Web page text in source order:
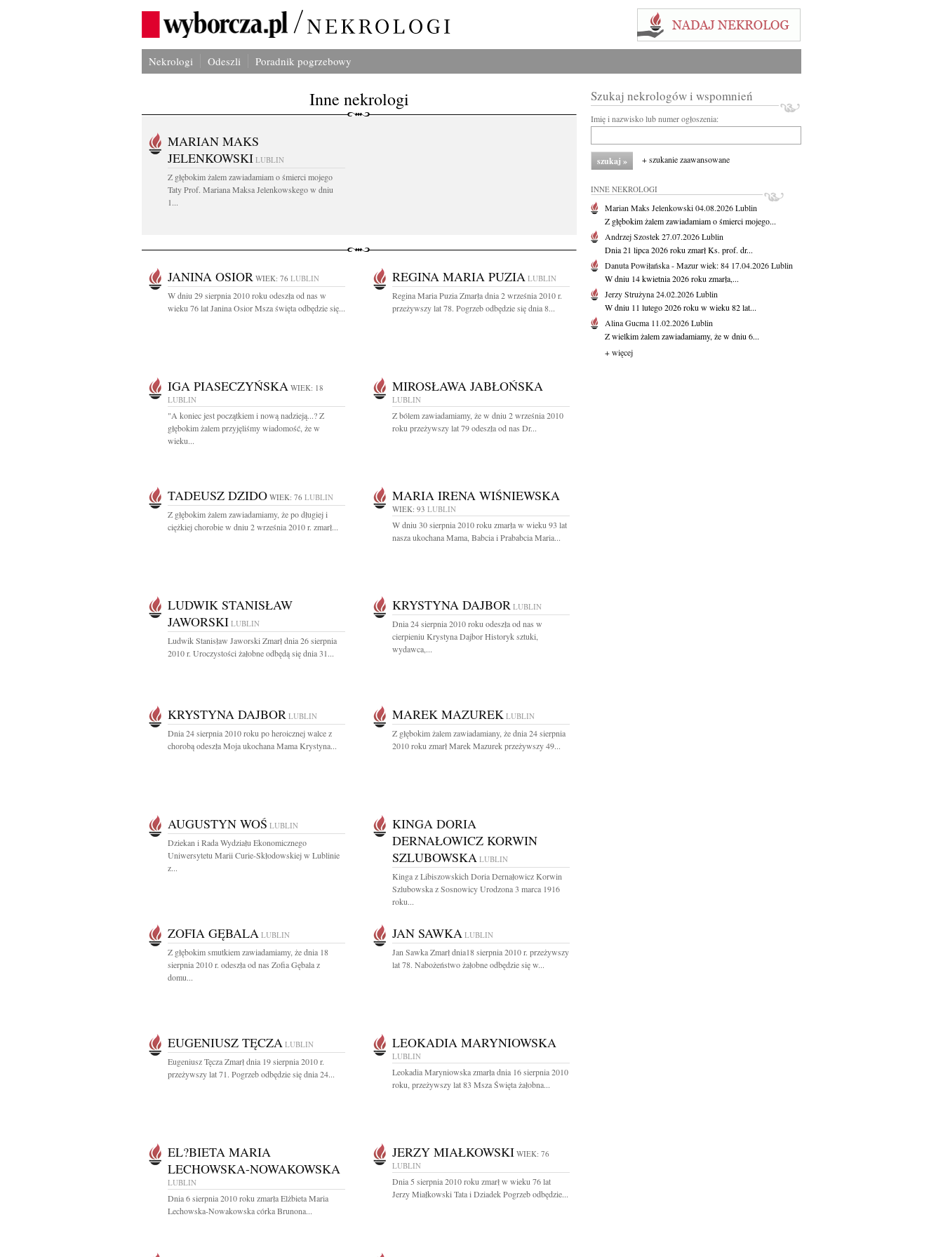
Nekrologi Odeszli Poradnik pogrzebowy
Inne nekrologi
MARIAN MAKS
JELENKOWSKI LUBLIN
Z głębokim żalem zawiadamiam o śmierci mojego
Taty Prof. Mariana Maksa Jelenkowskego w dniu
1...
JANINA OSIOR WIEK: 76 LUBLIN
W dniu 29 sierpnia 2010 roku odeszła od nas w
wieku 76 lat Janina Osior Msza święta odbędzie się...
REGINA MARIA PUZIA LUBLIN
Regina Maria Puzia Zmarła dnia 2 września 2010 r.
przeżywszy lat 78. Pogrzeb odbędzie się dnia 8...
IGA PIASECZYŃSKA WIEK: 18
LUBLIN
"A koniec jest początkiem i nową nadzieją...? Z
głębokim żalem przyjęliśmy wiadomość, że w
wieku...
MIROSŁAWA JABŁOŃSKA
LUBLIN
Z bólem zawiadamiamy, że w dniu 2 września 2010
roku przeżywszy lat 79 odeszła od nas Dr...
TADEUSZ DZIDO WIEK: 76 LUBLIN
Z głębokim żalem zawiadamiamy, że po długiej i
ciężkiej chorobie w dniu 2 września 2010 r. zmarł...
MARIA IRENA WIŚNIEWSKA
WIEK: 93 LUBLIN
W dniu 30 sierpnia 2010 roku zmarła w wieku 93 lat
nasza ukochana Mama, Babcia i Prababcia Maria...
LUDWIK STANISŁAW
JAWORSKI LUBLIN
Ludwik Stanisław Jaworski Zmarł dnia 26 sierpnia
2010 r. Uroczystości żałobne odbędą się dnia 31...
KRYSTYNA DAJBOR LUBLIN
Dnia 24 sierpnia 2010 roku odeszła od nas w
cierpieniu Krystyna Dajbor Historyk sztuki,
wydawca,...
KRYSTYNA DAJBOR LUBLIN
Dnia 24 sierpnia 2010 roku po heroicznej walce z
chorobą odeszła Moja ukochana Mama Krystyna...
MAREK MAZUREK LUBLIN
Z głębokim żalem zawiadamiany, że dnia 24 sierpnia
2010 roku zmarł Marek Mazurek przeżywszy 49...
AUGUSTYN WOŚ LUBLIN
Dziekan i Rada Wydziału Ekonomicznego
Uniwersytetu Marii Curie-Skłodowskiej w Lublinie
z...
KINGA DORIA
DERNAŁOWICZ KORWIN
SZLUBOWSKA LUBLIN
Kinga z Libiszowskich Doria Dernałowicz Korwin
Szlubowska z Sosnowicy Urodzona 3 marca 1916
roku...
ZOFIA GĘBALA LUBLIN
Z głębokim smutkiem zawiadamiamy, że dnia 18
sierpnia 2010 r. odeszła od nas Zofia Gębala z
domu...
JAN SAWKA LUBLIN
Jan Sawka Zmarł dnia18 sierpnia 2010 r. przeżywszy
lat 78. Nabożeństwo żałobne odbędzie się w...
EUGENIUSZ TĘCZA LUBLIN
Eugeniusz Tęcza Zmarł dnia 19 sierpnia 2010 r.
przeżywszy lat 71. Pogrzeb odbędzie się dnia 24...
LEOKADIA MARYNIOWSKA
LUBLIN
Leokadia Maryniowska zmarła dnia 16 sierpnia 2010
roku, przeżywszy lat 83 Msza Święta żałobna...
EL?BIETA MARIA
LECHOWSKA-NOWAKOWSKA
LUBLIN
Dnia 6 sierpnia 2010 roku zmarła Elżbieta Maria
Lechowska-Nowakowska córka Brunona...
JERZY MIAŁKOWSKI WIEK: 76
LUBLIN
Dnia 5 sierpnia 2010 roku zmarł w wieku 76 lat
Jerzy Miałkowski Tata i Dziadek Pogrzeb odbędzie...
Szukaj nekrologów i wspomnień
Imię i nazwisko lub numer ogłoszenia:
+ szukanie zaawansowane
INNE NEKROLOGI
Marian Maks Jelenkowski04.08.2026Lublin
Z głębokim żalem zawiadamiam o śmierci mojego...
Andrzej Szostek27.07.2026Lublin
Dnia 21 lipca 2026 roku zmarł Ks. prof. dr...
Danuta Powiłańska - Mazurwiek: 84 17.04.2026Lublin
W dniu 14 kwietnia 2026 roku zmarła,...
Jerzy Strużyna24.02.2026Lublin
W dniu 11 lutego 2026 roku w wieku 82 lat...
Alina Gucma 11.02.2026Lublin
Z wielkim żalem zawiadamiamy, że w dniu 6...
+ więcej